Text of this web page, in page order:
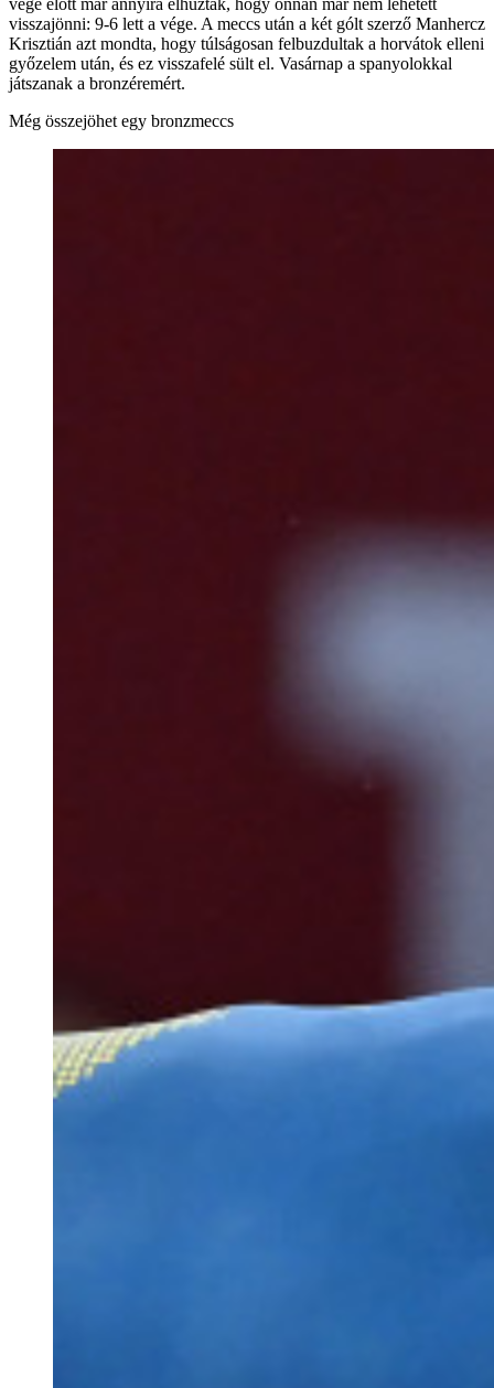
visszajönni: 9-6 lett a vége. A meccs után a két gólt szerző Manhercz
Krisztián azt mondta, hogy túlságosan felbuzdultak a horvátok elleni
győzelem után, és ez visszafelé sült el. Vasárnap a spanyolokkal
játszanak a bronzéremért.
Még összejöhet egy bronzmeccs